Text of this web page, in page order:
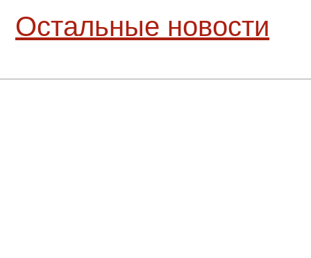
Остальные новости